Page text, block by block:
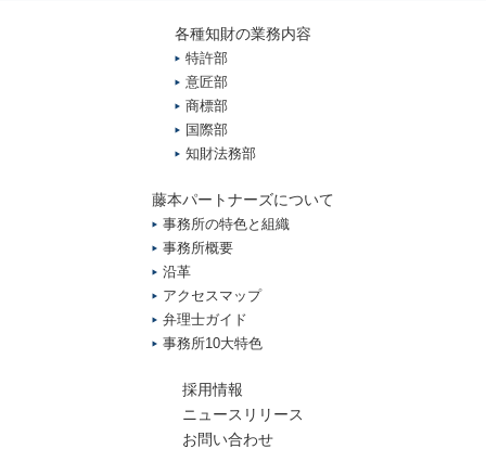
各種知財の業務内容
特許部
意匠部
商標部
国際部
知財法務部
藤本パートナーズについて
事務所の特色と組織
事務所概要
沿革
アクセスマップ
弁理士ガイド
事務所10大特色
採用情報
ニュースリリース
お問い合わせ